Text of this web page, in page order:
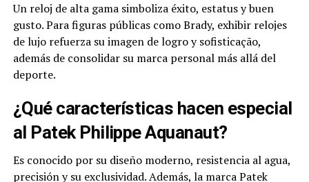
Un reloj de alta gama simboliza éxito, estatus y buen
gusto. Para figuras públicas como Brady, exhibir relojes
de lujo refuerza su imagen de logro y sofisticação,
además de consolidar su marca personal más allá del
deporte.
¿Qué características hacen especial
al Patek Philippe Aquanaut?
Es conocido por su diseño moderno, resistencia al agua,
precisión y su exclusividad. Además, la marca Patek